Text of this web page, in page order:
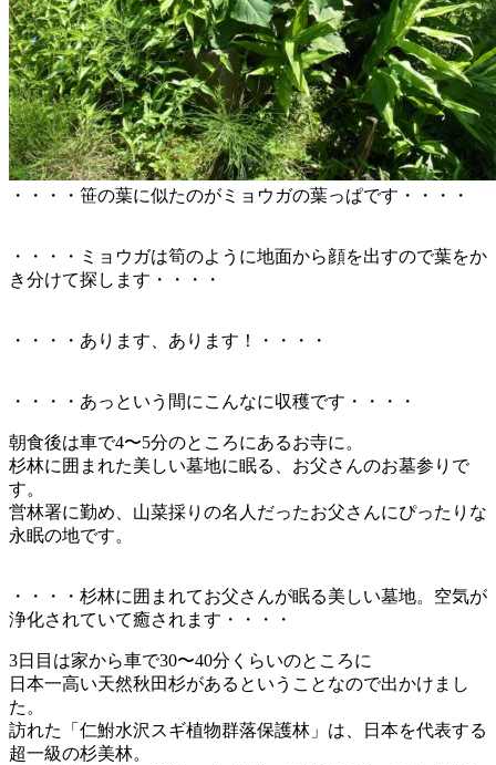
・・・・笹の葉に似たのがミョウガの葉っぱです・・・・
・・・・ミョウガは筍のように地面から顔を出すので葉をか
き分けて探します・・・・
・・・・あります、あります！・・・・
・・・・あっという間にこんなに収穫です・・・・
朝食後は車で4〜5分のところにあるお寺に。
杉林に囲まれた美しい墓地に眠る、お父さんのお墓参りで
す。
営林署に勤め、山菜採りの名人だったお父さんにぴったりな
永眠の地です。
・・・・杉林に囲まれてお父さんが眠る美しい墓地。空気が
浄化されていて癒されます・・・・
3日目は家から車で30〜40分くらいのところに
日本一高い天然秋田杉があるということなので出かけまし
た。
訪れた「仁鮒水沢スギ植物群落保護林」は、日本を代表する
超一級の杉美林。